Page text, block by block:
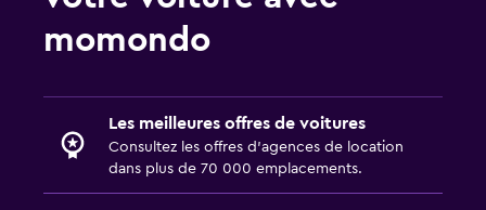
momondo
Les meilleures offres de voitures
Consultez les offres d’agences de location
dans plus de 70 000 emplacements.